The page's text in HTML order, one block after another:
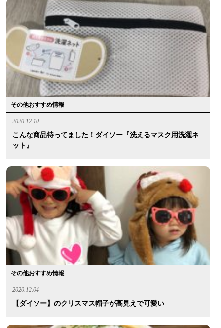
その他おすすめ情報
2020.12.10
こんな商品待ってました！ダイソー『洗えるマスク用洗濯ネ
ット』
その他おすすめ情報
2020.12.04
【ダイソー】のクリスマス帽子が高見えで可愛い